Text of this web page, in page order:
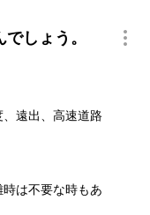
しょう。
遠出、高速道路
は不要な時もあ